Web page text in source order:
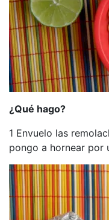
¿Qué hago?
1 Envuelo las
pongo a hornear por